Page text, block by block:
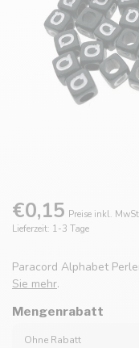
€0,15 Preise inkl.
Lieferzeit: 1-3 Tage
Paracord Alphabet
Sie mehr.
Mengenrabatt
Ohne Rabatt